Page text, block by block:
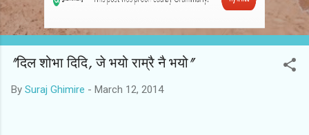
"दिल शोभा दिदि, जे भयो राम्रै नै भयो"
By Suraj Ghimire - March 12, 2014